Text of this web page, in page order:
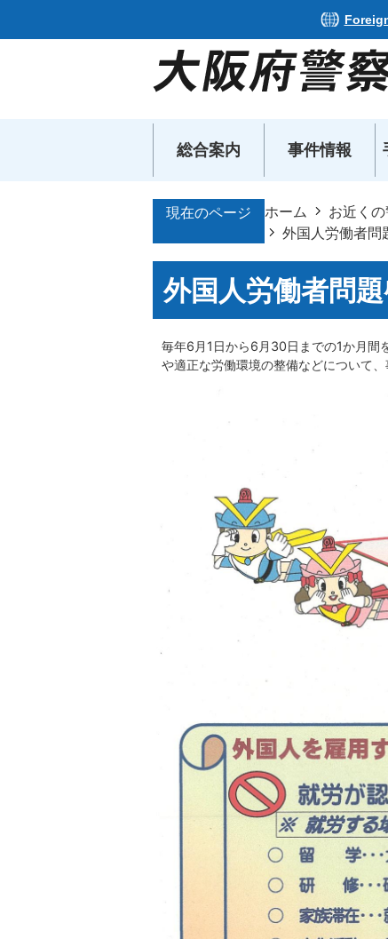
総合案内 事件情報
現在のページ ホーム お近く
外国人労働者問
外国人労働者問
毎年6月1日から6月30日までの1か月間
や適正な労働環境の整備などについて